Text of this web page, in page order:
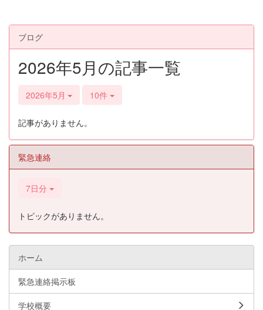
ブログ
2026年5月の記事一覧
2026年5月 10件
記事がありません。
緊急連絡
7日分
トピックがありません。
ホーム
緊急連絡掲示板
学校概要